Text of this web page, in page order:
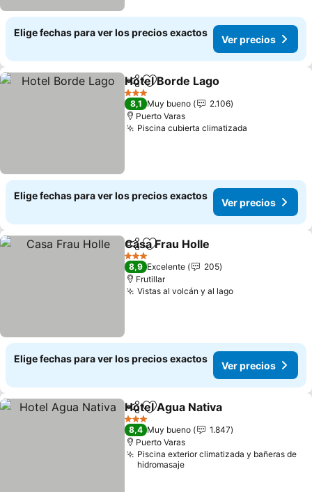
Elige fechas para ver los precios exactos
Ver precios
CompartirAgregar a favoritos
Hotel Borde Lago
3 Estrellas
8,1 Muy bueno
2.106
Puerto Varas
Piscina cubierta climatizada
Elige fechas para ver los precios exactos
Ver precios
CompartirAgregar a favoritos
Casa Frau Holle
3 Estrellas
8,9 Excelente
205
Frutillar
Vistas al volcán y al lago
Elige fechas para ver los precios exactos
Ver precios
CompartirAgregar a favoritos
Hotel Agua Nativa
3 Estrellas
8,4 Muy bueno
1.847
Puerto Varas
Piscina exterior climatizada y bañeras de
hidromasaje